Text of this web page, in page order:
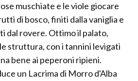
muschiate e le viole giocare
di bosco, finiti dalla vaniglia e
dal rovere. Ottimo il palato,
struttura, con i tannini levigati
bene ai peperoni ripieni.
un Lacrima di Morro d'Alba